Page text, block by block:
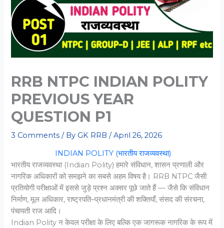
RRB NTPC INDIAN POLITY
PREVIOUS YEAR
QUESTION P1
3 Comments / By GK RRB/April 26, 2026
INDIAN POLITY (भारतीय राजव्यवस्था)
भारतीय राजव्यवस्था (Indian Polity) हमारे संविधान, शासन प्रणाली और
नागरिक अधिकारों को समझने का सबसे अहम विषय है। RRB NTPC जैसी
प्रतियोगी परीक्षाओं में इससे जुड़े प्रश्न अक्सर पूछे जाते हैं — जैसे कि संविधान
निर्माण, मूल अधिकार, राष्ट्रपति–प्रधानमंत्री की शक्तियाँ, संसद की संरचना,
पंचायती राज आदि।
Indian Polity न केवल परीक्षा के लिए बल्कि एक जागरूक नागरिक के रूप में